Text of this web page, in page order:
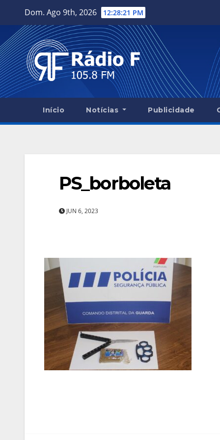
content
Dom. Ago 9th, 2026 12:28:22 PM
Início Notícias Publicidade
PS_borboleta
JUN 6, 2023